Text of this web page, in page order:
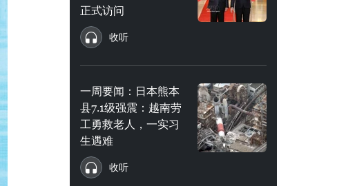
正式访问
收听
一周要闻：日本熊本
县7.1级强震：越南劳
工勇救老人，一实习
生遇难
收听